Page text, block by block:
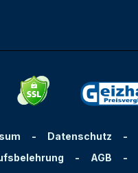
- Datenschutz
-
- AGB -